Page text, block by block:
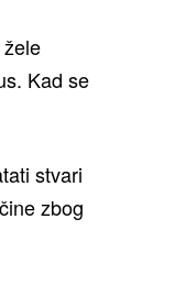
Kad se
stvari
zbog